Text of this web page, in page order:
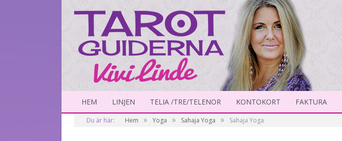
HEM LINJEN TELIA /TRE/TELENOR KONTOKORT FAKTURA
Du är här: Hem » Yoga » Sahaja Yoga » Sahaja Yoga